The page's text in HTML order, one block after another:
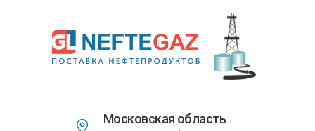
основному
содержанию
Московская область